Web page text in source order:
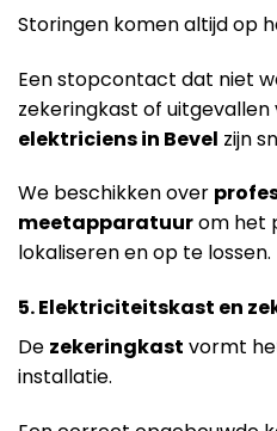
Storingen komen altijd op
Een stopcontact dat niet
zekeringkast of uitgevallen
elektriciens in Bevel zijn
We beschikken over
meetapparatuurom het
lokaliseren en op te lossen.
5. Elektriciteitskast en
De zekeringkast vormt
installatie.